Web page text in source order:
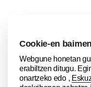
Lanbide
Impulsa Startup: